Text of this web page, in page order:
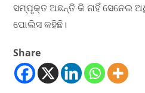
ସମ୍ପୃକ୍ତ ଅଛନ୍ତି କି ନାହିଁ ସେନେଇ
ପୋଲିସ କହିଛି।
Share